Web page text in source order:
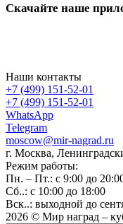
Скачайте наше
Наши контакты
+7 (499) 151-52-01
+7 (499) 151-52-01
WhatsApp
Telegram
moscow@mir-nagrad.ru
г. Москва,
Режим работы:
Пн. – Пт.: с 9:00 до
Сб..: с 10:00 до 18:00
Вск..: выходной до
2026 © Мир наград –